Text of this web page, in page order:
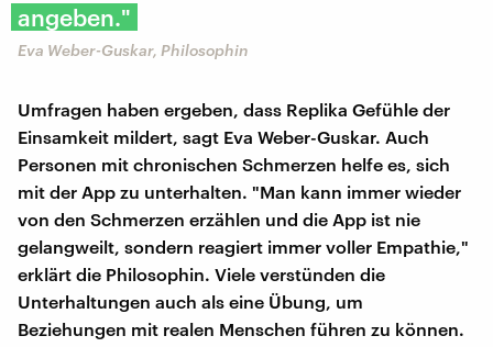
angeben."
Eva Weber-Guskar, Philosophin
Umfragen haben ergeben, dass Replika Gefühle der
Einsamkeit mildert, sagt Eva Weber-Guskar. Auch
Personen mit chronischen Schmerzen helfe es, sich
mit der App zu unterhalten. "Man kann immer wieder
von den Schmerzen erzählen und die App ist nie
gelangweilt, sondern reagiert immer voller Empathie,"
erklärt die Philosophin. Viele verstünden die
Unterhaltungen auch als eine Übung, um
Beziehungen mit realen Menschen führen zu können.